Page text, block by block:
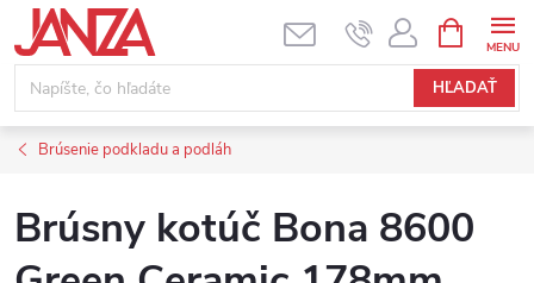
Prejsť na obsah
HĽADAŤ
Brúsenie podkladu a podláh
Brúsny kotúč Bona 8600